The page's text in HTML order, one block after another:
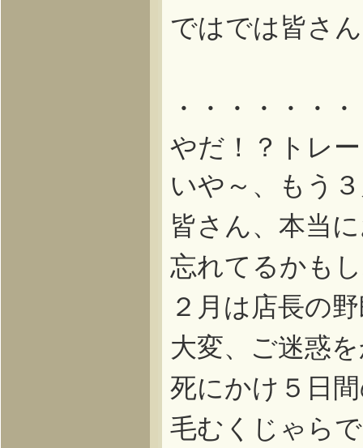
ではでは皆さ
・・・・・・
やだ！？トレ
いや～、もう
皆さん、本当
忘れてるかも
２月は店長の
大変、ご迷惑
死にかけ５日
毛むくじゃら